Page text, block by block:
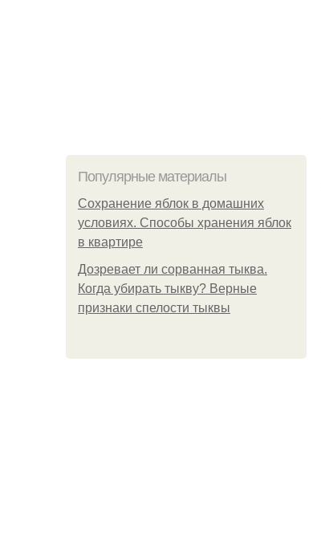
Популярные материалы
Сохранение яблок в домашних
условиях. Способы хранения яблок
в квартире
Дозревает ли сорванная тыква.
Когда убирать тыкву? Верные
признаки спелости тыквы